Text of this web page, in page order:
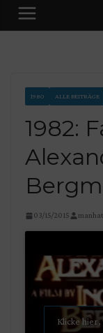
1980 ALLE BEITRÄGE
1982:
03/15/2015
Klicke